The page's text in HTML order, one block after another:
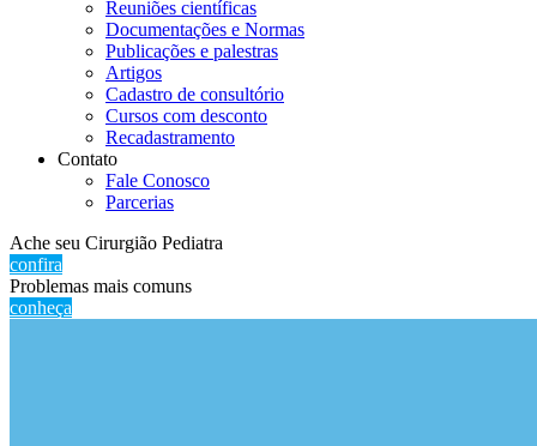
Reuniões científicas
Documentações e Normas
Publicações e palestras
Artigos
Cadastro de consultório
Cursos com desconto
Recadastramento
Contato
Fale Conosco
Parcerias
Ache seu Cirurgião Pediatra
confira
Problemas mais comuns
conheça